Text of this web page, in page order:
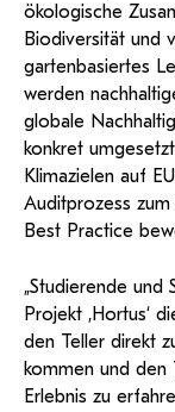
ökologische
Biodiversität und
gartenbasiertes
werden
globale
konkret
Klimazielen auf
Auditprozess
Best Practice
„Studierende und
Projekt ‚Hortus‘
den Teller direkt
kommen und
Erlebnis zu